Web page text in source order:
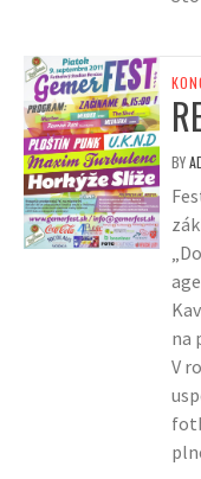
BY
na
V